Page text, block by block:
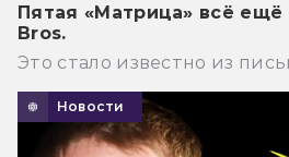
Пятая «Матрица» всё ещё
Bros.
Это стало известно из
Новости